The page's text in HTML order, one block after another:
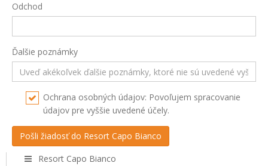
Odchod
Ďalšie poznámky
Ochrana osobných údajov: Povoľujem spracovanie
údajov pre vyššie uvedené účely.
Resort Capo Bianco